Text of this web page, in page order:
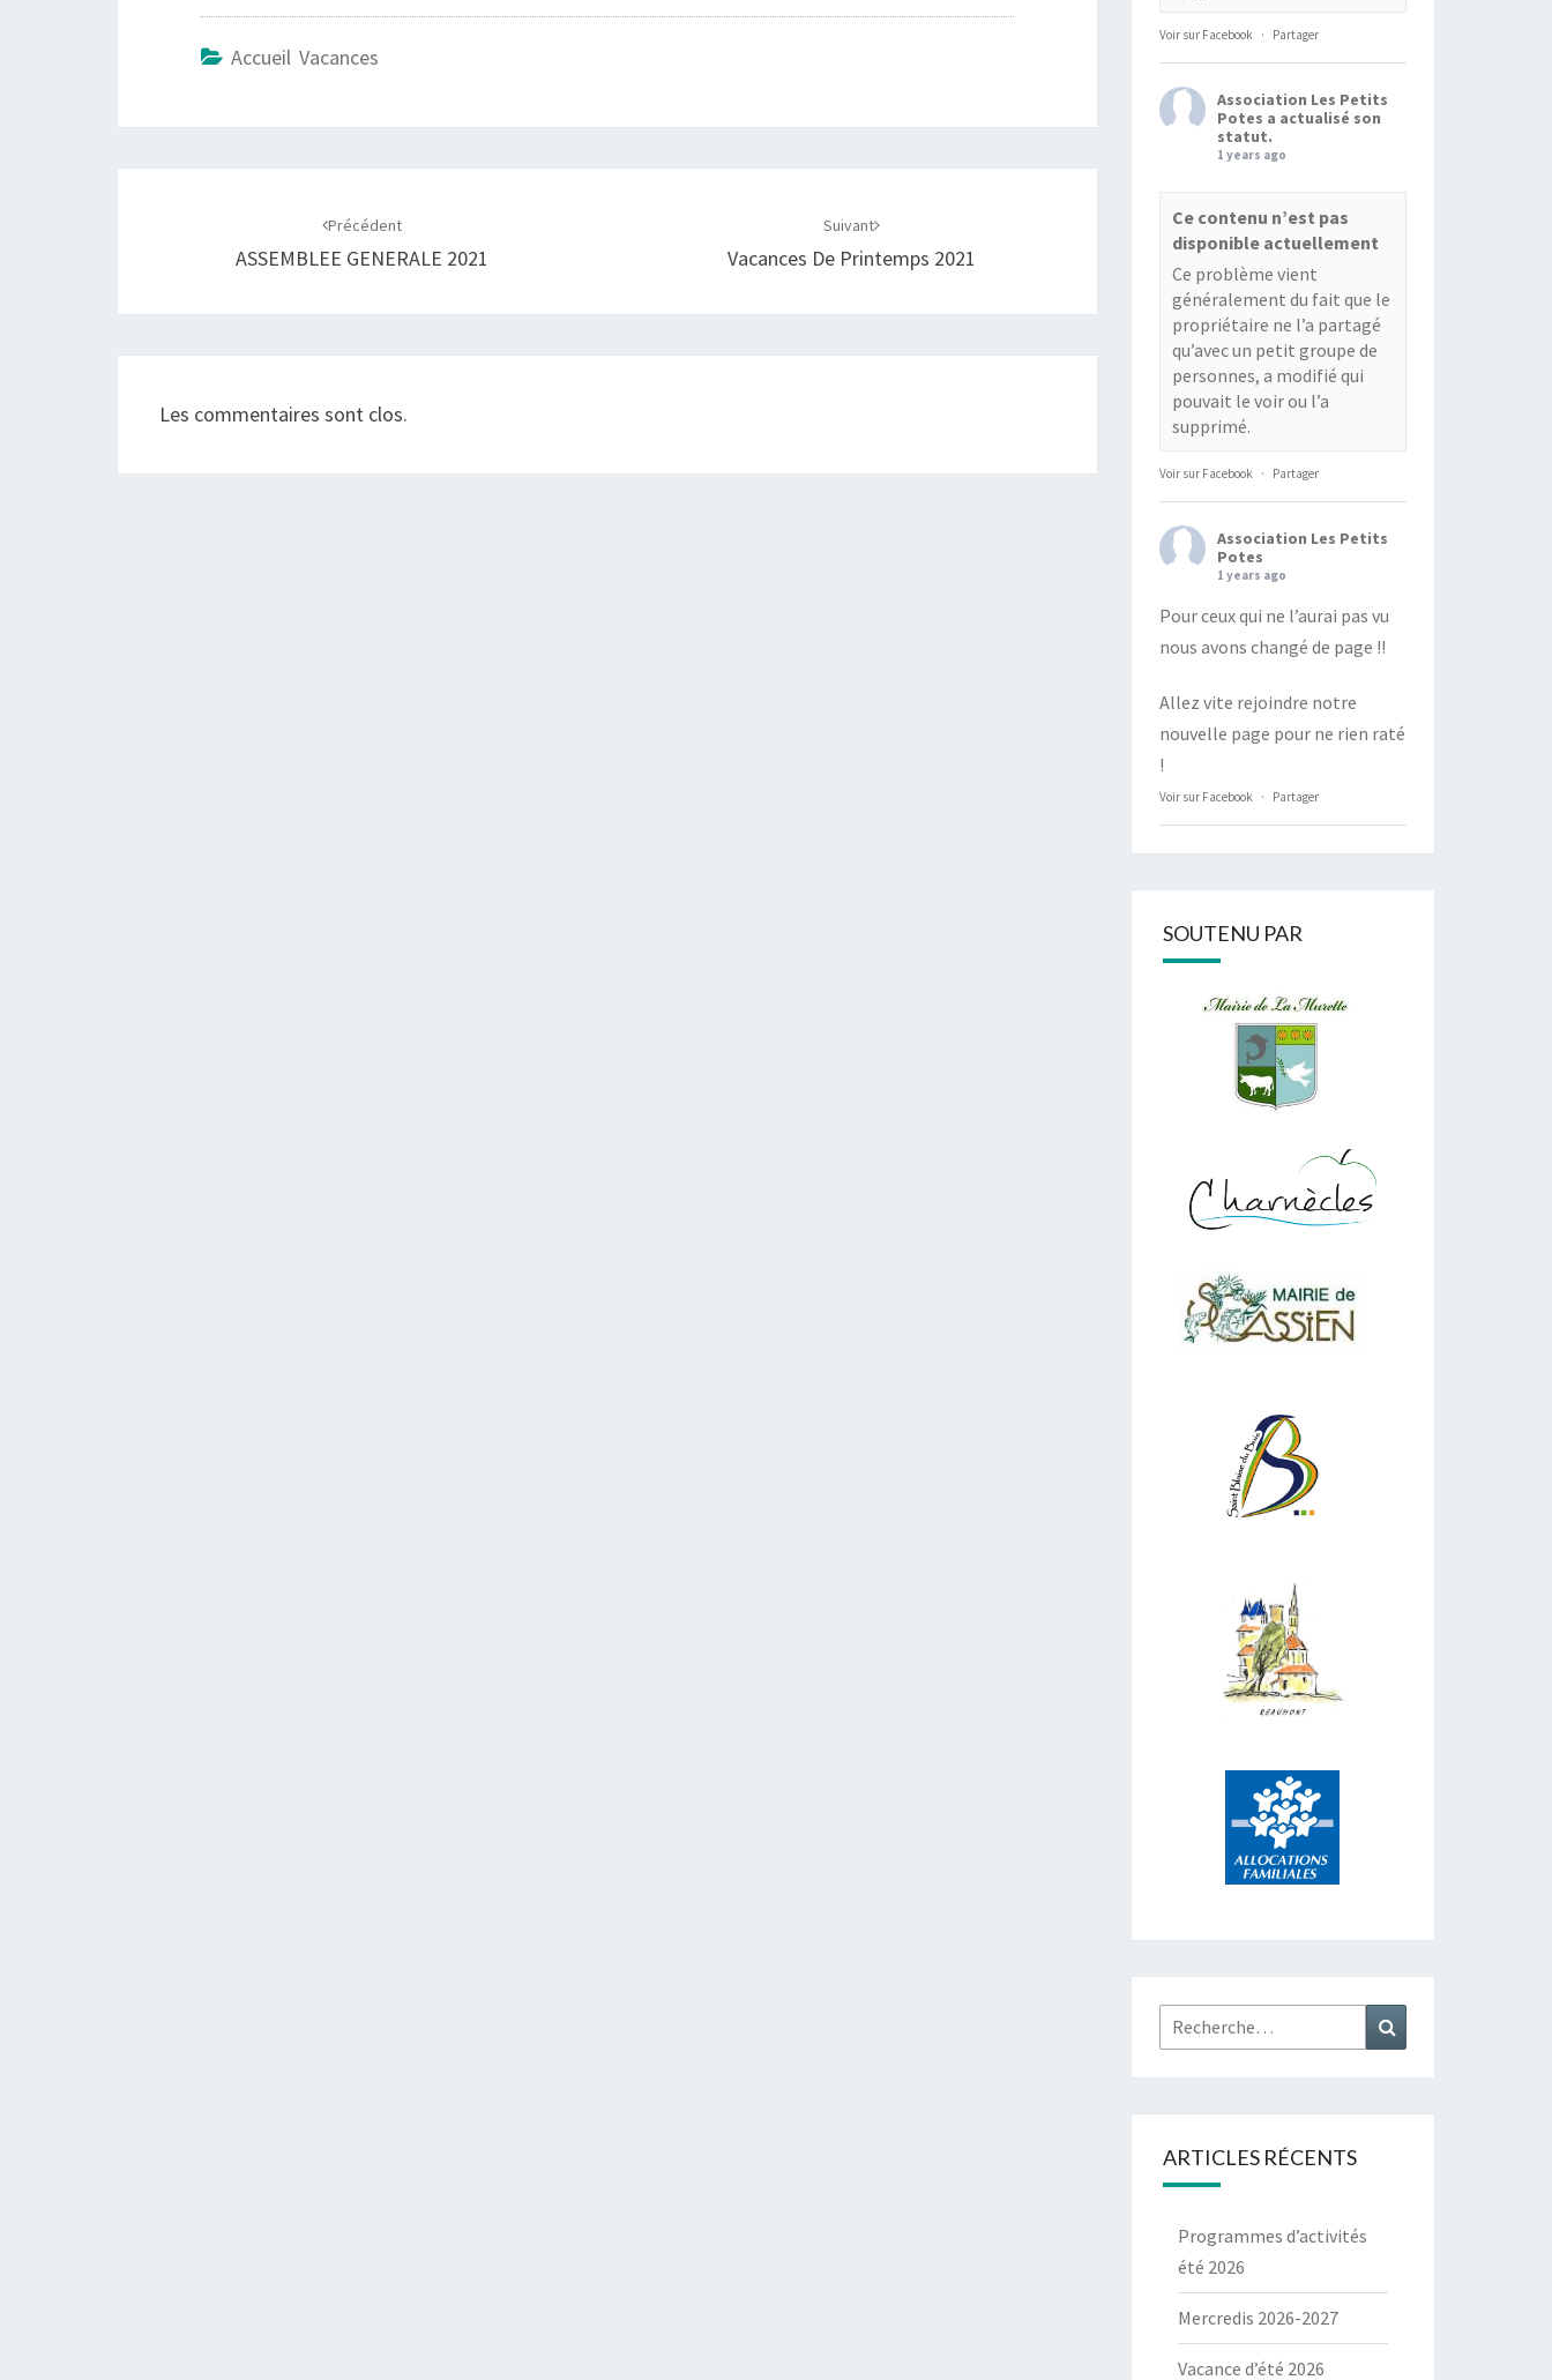
Accueil Vacances
Précédent
ASSEMBLEE GENERALE 2021
Suivant
Vacances De Printemps 2021
Les commentaires sont clos.
Voir sur Facebook · Partager
Association Les Petits
Potes a actualisé son
statut.
1 years ago
Ce contenu n’est pas
disponible actuellement
Ce problème vient
généralement du fait que le
propriétaire ne l’a partagé
qu’avec un petit groupe de
personnes, a modifié qui
pouvait le voir ou l’a
supprimé.
Voir sur Facebook · Partager
Association Les Petits
Potes
1 years ago
Pour ceux qui ne l’aurai pas vu
nous avons changé de page !!
Allez vite rejoindre notre
nouvelle page pour ne rien raté
!
Voir sur Facebook · Partager
SOUTENU PAR
Rechercher :
ARTICLES RÉCENTS
Programmes d’activités
été 2026
Mercredis 2026-2027
Vacance d’été 2026